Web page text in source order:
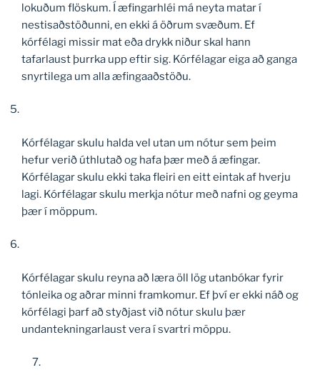
lokuðum flöskum. Í æfingarhléi má neyta matar í
nestisaðstöðunni, en ekki á öðrum svæðum. Ef
kórfélagi missir mat eða drykk niður skal hann
tafarlaust þurrka upp eftir sig. Kórfélagar eiga að ganga
snyrtilega um alla æfingaaðstöðu.
Kórfélagar skulu halda vel utan um nótur sem þeim
hefur verið úthlutað og hafa þær með á æfingar.
Kórfélagar skulu ekki taka fleiri en eitt eintak af hverju
lagi. Kórfélagar skulu merkja nótur með nafni og geyma
þær í möppum.
Kórfélagar skulu reyna að læra öll lög utanbókar fyrir
tónleika og aðrar minni framkomur. Ef því er ekki náð og
kórfélagi þarf að styðjast við nótur skulu þær
undantekningarlaust vera í svartri möppu.
7.